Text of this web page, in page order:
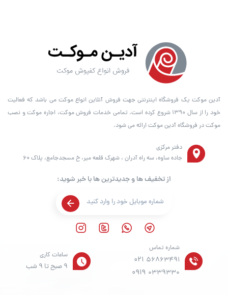
آدین موکت یک فروشگاه اینترنتی جهت فروش آنلاین انواع موکت می باشد که فعالیت
خود را از سال ۱۳۹۰ شروع کرده است. تمامی خدمات فروش موکت، اجاره موکت و نصب
موکت در فروشگاه آدین موکت ارائه می شود.
شماره تماس
021 56863491
0919 0339330
ساعات کاری
9 صبح تا 9 شب
دفتر مرکزی
جاده ساوه، سه راه آدران ، شهرک قلعه میر، خ مسجدجامع، پلاک 60
از تخفیف ها و جدیدترین ها با خبر شوید: